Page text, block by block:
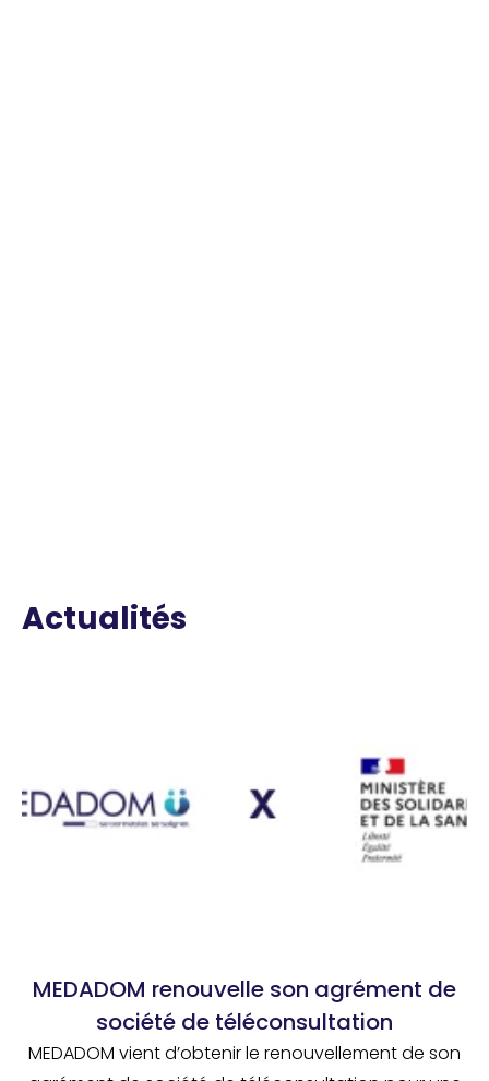
Actualités
MEDADOM renouvelle son agrément de
société de téléconsultation
MEDADOM vient d’obtenir le renouvellement de son